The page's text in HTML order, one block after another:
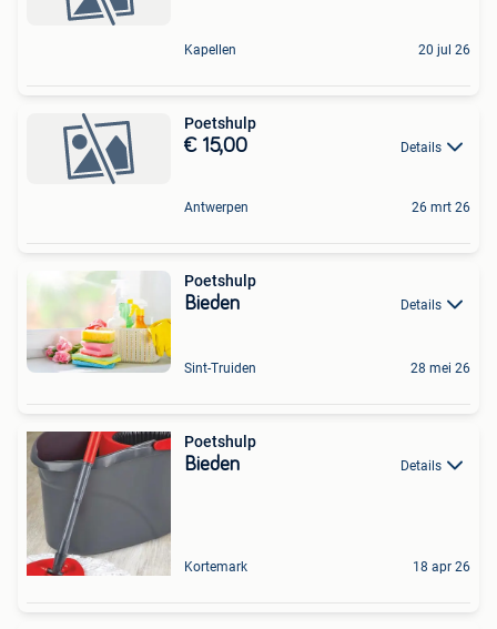
Kapellen 20 jul 26
Poetshulp
€ 15,00 Details
Antwerpen 26 mrt 26
Poetshulp
Bieden Details
Sint-Truiden 28 mei 26
Poetshulp
Bieden Details
Kortemark 18 apr 26